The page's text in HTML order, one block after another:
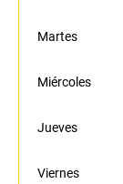
Martes
Miércoles
Jueves
Viernes